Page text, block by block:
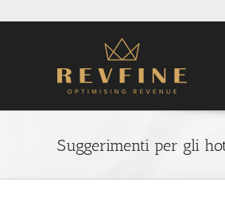
Suggerimenti per gli